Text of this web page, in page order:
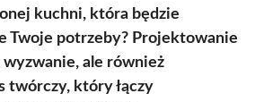
kuchni, która będzie
Twoje potrzeby? Projektowanie
ale również
twórczy, który łączy